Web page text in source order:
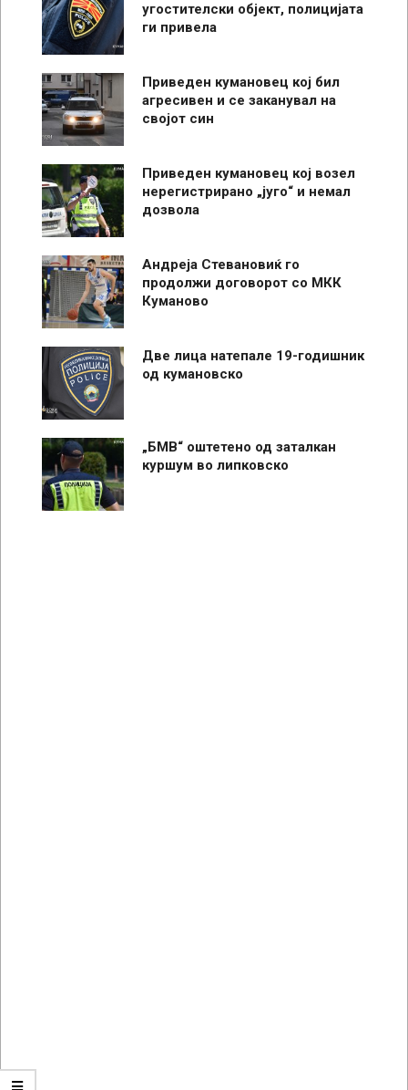
угостителски објект, полицијата
ги привела
Приведен кумановец кој бил
агресивен и се заканувал на
својот син
Приведен кумановец кој возел
нерегистрирано „југо“ и немал
дозвола
Андреја Стевановиќ го
продолжи договорот со МКК
Куманово
Две лица натепале 19-годишник
од кумановско
„БМВ“ оштетено од заталкан
куршум во липковско